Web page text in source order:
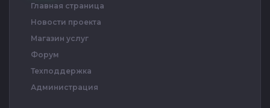
Главная страница
Новости проекта
Магазин услуг
Форум
Техподдержка
Администрация